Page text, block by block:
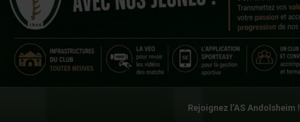
Rejoignez l’AS Andolsheim !